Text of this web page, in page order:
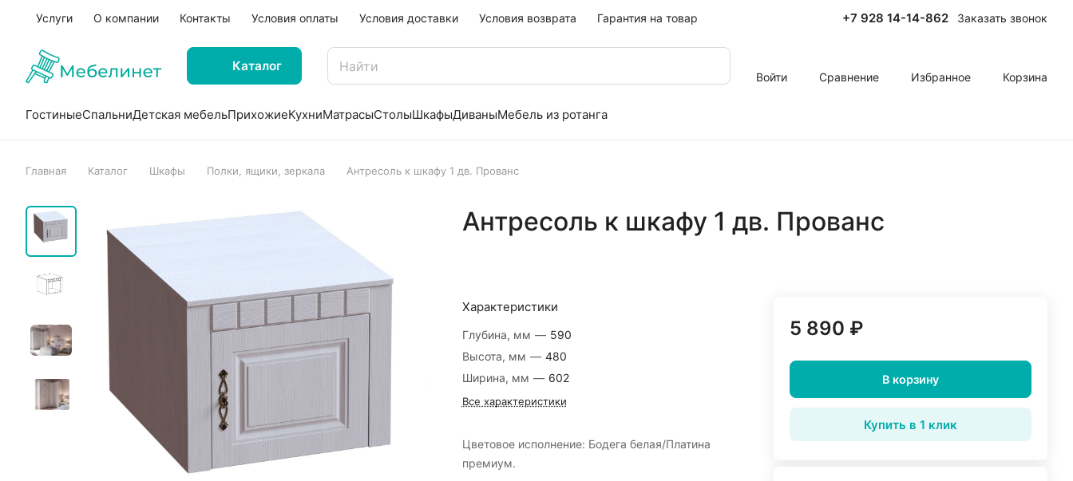
Услуги О компании Контакты Условия оплаты Условия доставки Условия возврата Гарантия на товар +7 928 14-14-862 Заказать звонок
Каталог
Войти Сравнение Избранное Корзина
ГостиныеСпальниДетская мебельПрихожиеКухниМатрасыСтолыШкафыДиваныМебель из ротанга
Главная Каталог Шкафы Полки, ящики, зеркала Антресоль к шкафу 1 дв. Прованс
Антресоль к шкафу 1 дв. Прованс
Характеристики
Глубина, мм — 590
Высота, мм — 480
Ширина, мм — 602
Все характеристики
Цветовое исполнение: Бодега белая/Платина
премиум.
5 890 ₽
В корзину
Купить в 1 клик